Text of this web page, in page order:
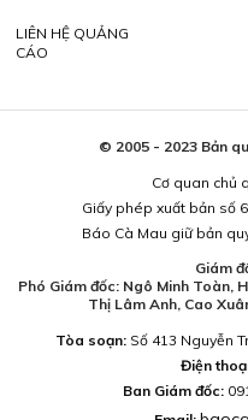
LIÊN HỆ QUẢNG
CÁO
© 2005 - 2023 Bản
Cơ quan chủ
Giấy phép xuất bản số
Báo Cà Mau giữ bản
Giám
Phó Giám đốc: Ngô Minh Toàn,
Thị Lâm Anh, Cao
Tòa soạn:Số 413 Nguyễn
Điện
Ban Giám đốc: